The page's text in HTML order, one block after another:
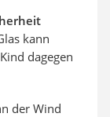
kann
dagegen
der Wind